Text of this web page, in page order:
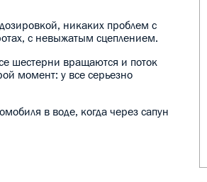
никаких проблем с
с невыжатым сцеплением.
шестерни вращаются и поток
момент: у все серьезно
в воде, когда через сапун